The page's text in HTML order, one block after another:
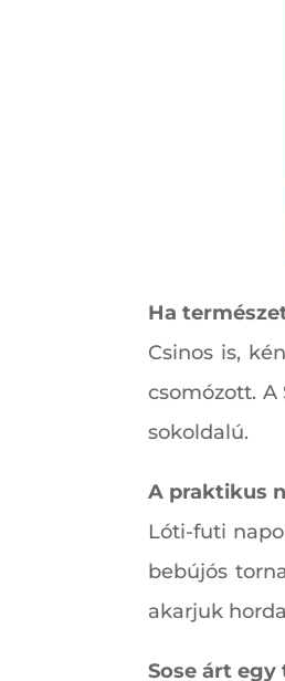
Ha
Csinos is,
csomózott. A
sokoldalú.
A praktikus
Lóti-futi
bebújós
akarjuk
Sose árt